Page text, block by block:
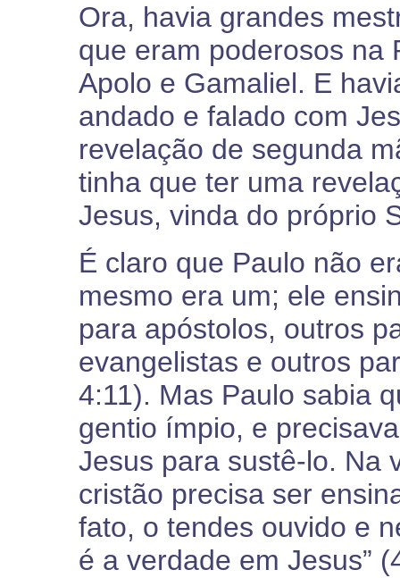
Ora, havia grandes
que eram poderosos na
Apolo e Gamaliel. E
andado e falado com
revelação de segunda
tinha que ter uma
Jesus, vinda do próprio
É claro que Paulo não
mesmo era um; ele
para apóstolos, outros
evangelistas e outros
4:11). Mas Paulo sabia
gentio ímpio, e
Jesus para sustê-lo. Na
cristão precisa ser
fato, o tendes ouvido e
é a verdade em Jesus”